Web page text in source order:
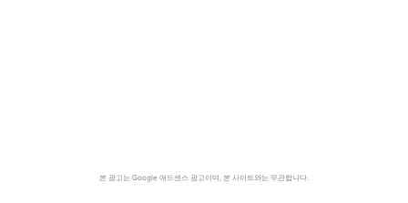
본 광고는 Google 애드센스 광고이며, 본 사이트와는 무관합니다.